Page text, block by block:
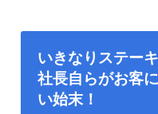
いきなりステー
社長自らがお客
い始末！